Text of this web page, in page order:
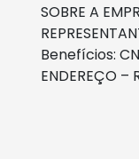
SOBRE A
Benefícios:
ENDEREÇO